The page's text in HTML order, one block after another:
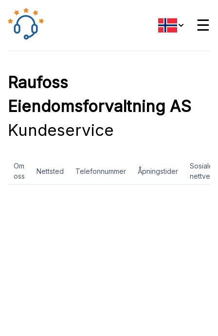
☰
Raufoss
Eiendomsforvaltning AS
Kundeservice
Om
oss
Nettsted Telefonnummer Åpningstider
Sosiale
nettverk